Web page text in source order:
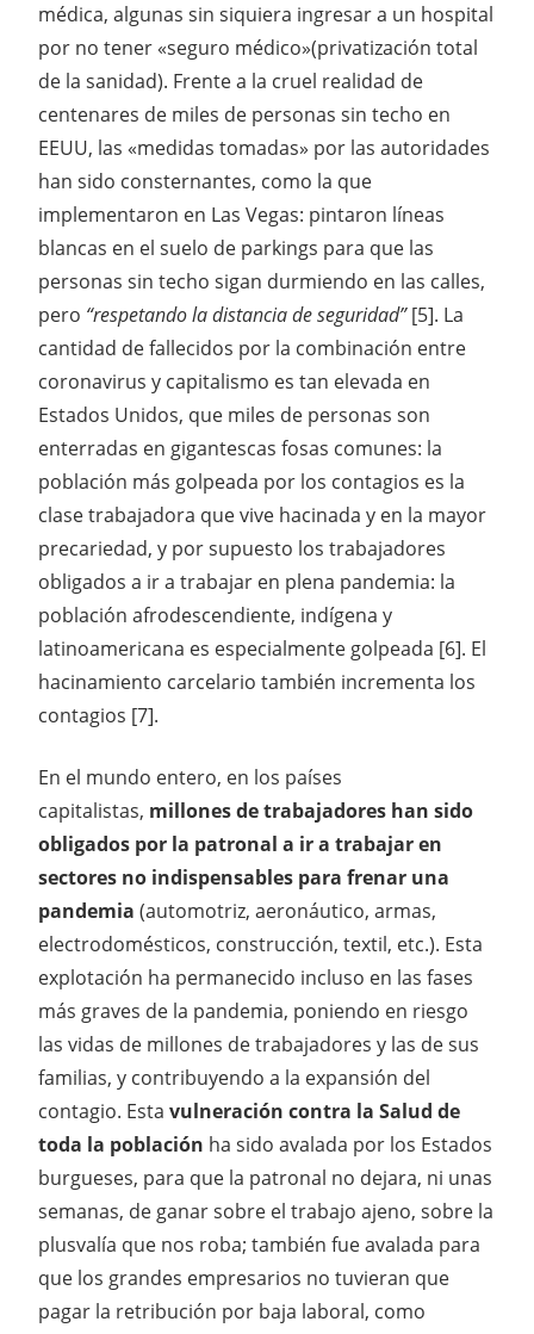
médica, algunas sin siquiera ingresar a un hospital
por no tener «seguro médico»(privatización total
de la sanidad). Frente a la cruel realidad de
centenares de miles de personas sin techo en
EEUU, las «medidas tomadas» por las autoridades
han sido consternantes, como la que
implementaron en Las Vegas: pintaron líneas
blancas en el suelo de parkings para que las
personas sin techo sigan durmiendo en las calles,
pero “respetando la distancia de seguridad”[5]. La
cantidad de fallecidos por la combinación entre
coronavirus y capitalismo es tan elevada en
Estados Unidos, que miles de personas son
enterradas en gigantescas fosas comunes: la
población más golpeada por los contagios es la
clase trabajadora que vive hacinada y en la mayor
precariedad, y por supuesto los trabajadores
obligados a ir a trabajar en plena pandemia: la
población afrodescendiente, indígena y
latinoamericana es especialmente golpeada [6]. El
hacinamiento carcelario también incrementa los
contagios [7].
En el mundo entero, en los países
capitalistas, millones de trabajadores han sido
obligados por la patronal a ir a trabajar en
sectores no indispensables para frenar una
pandemia (automotriz, aeronáutico, armas,
electrodomésticos, construcción, textil, etc.). Esta
explotación ha permanecido incluso en las fases
más graves de la pandemia, poniendo en riesgo
las vidas de millones de trabajadores y las de sus
familias, y contribuyendo a la expansión del
contagio. Esta vulneración contra la Salud de
toda la población ha sido avalada por los Estados
burgueses, para que la patronal no dejara, ni unas
semanas, de ganar sobre el trabajo ajeno, sobre la
plusvalía que nos roba; también fue avalada para
que los grandes empresarios no tuvieran que
pagar la retribución por baja laboral, como